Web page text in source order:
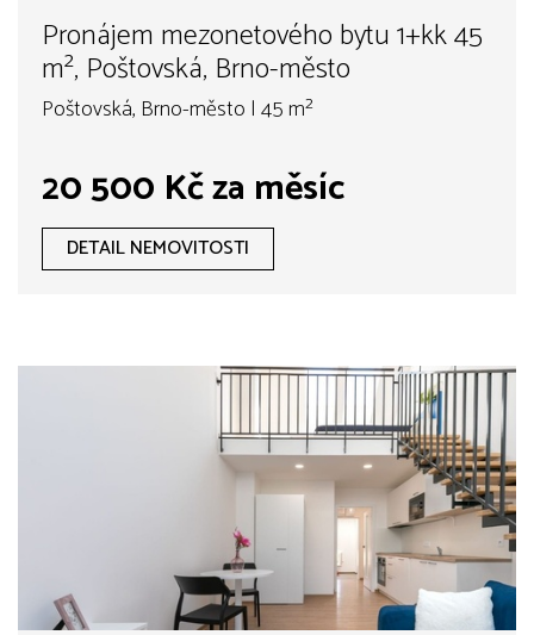
Pronájem mezonetového bytu 1+kk 45
m², Poštovská, Brno-město
Poštovská, Brno-město | 45 m²
20 500 Kč za měsíc
DETAIL NEMOVITOSTI